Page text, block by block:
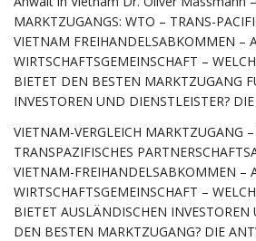
MARKTZUGANGS: WTO – TRANS-
VIETNAM FREIHANDELSABKOMMEN –
WIRTSCHAFTSGEMEINSCHAFT –
BIETET DEN BESTEN MARKTZUGANG
INVESTOREN UND DIENSTLEISTER?
VIETNAM-VERGLEICH MARKTZUGANG
TRANSPAZIFISCHES
VIETNAM-FREIHANDELSABKOMMEN –
WIRTSCHAFTSGEMEINSCHAFT –
BIETET AUSLÄNDISCHEN
DEN BESTEN MARKTZUGANG? DIE